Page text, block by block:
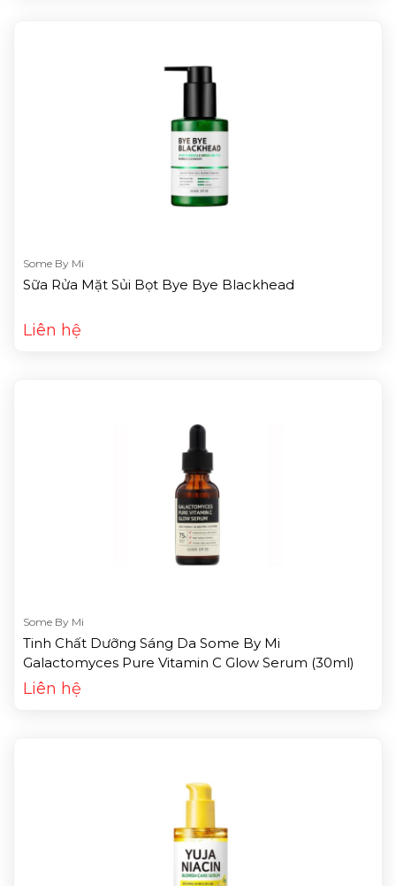
Some By Mi
Sữa Rửa Mặt Sủi Bọt Bye Bye Blackhead
Liên hệ
Some By Mi
Tinh Chất Dưỡng Sáng Da Some By Mi
Galactomyces Pure Vitamin C Glow Serum (30ml)
Liên hệ